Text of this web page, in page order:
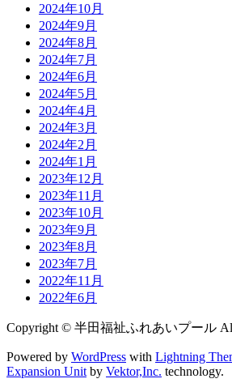
2024年10月
2024年9月
2024年8月
2024年7月
2024年6月
2024年5月
2024年4月
2024年3月
2024年2月
2024年1月
2023年12月
2023年11月
2023年10月
2023年9月
2023年8月
2023年7月
2022年11月
2022年6月
Copyright © 半田福祉ふれあいプール All
Powered by WordPress with Lightning
Expansion Unit by Vektor,Inc. technology.